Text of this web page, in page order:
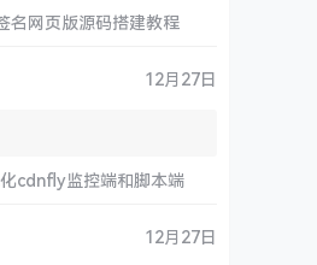
名网页版源码搭建教程
12月27日
cdnfly监控端和脚本端
12月27日